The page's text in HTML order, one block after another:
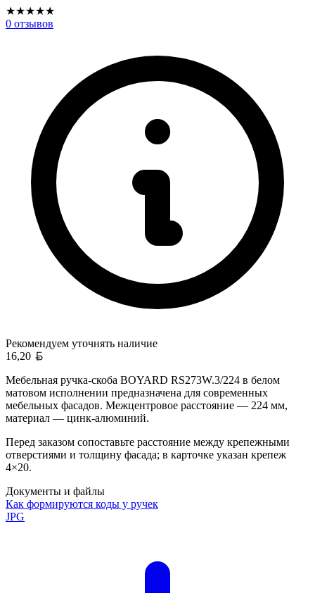
★★★★★
0 отзывов
Рекомендуем уточнять наличие
16,20
Мебельная ручка-скоба BOYARD RS273W.3/224 в белом
матовом исполнении предназначена для современных
мебельных фасадов. Межцентровое расстояние — 224 мм,
материал — цинк-алюминий.
Перед заказом сопоставьте расстояние между крепежными
отверстиями и толщину фасада; в карточке указан крепеж
4×20.
Документы и файлы
Как формируются коды у ручек
JPG